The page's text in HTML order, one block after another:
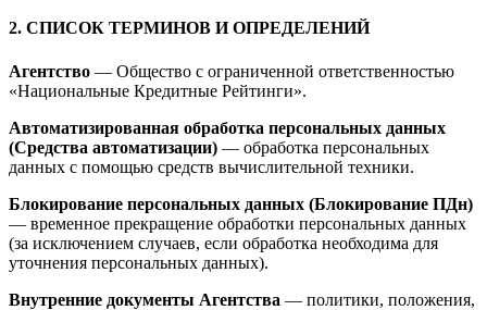
2. СПИСОК ТЕРМИНОВ И ОПРЕДЕЛЕНИЙ
Агентство — Общество с ограниченной ответственностью
«Национальные Кредитные Рейтинги».
Автоматизированная обработка персональных данных
(Средства автоматизации) — обработка персональных
данных с помощью средств вычислительной техники.
Блокирование персональных данных (Блокирование ПДн)
— временное прекращение обработки персональных данных
(за исключением случаев, если обработка необходима для
уточнения персональных данных).
Внутренние документы Агентства — политики, положения,